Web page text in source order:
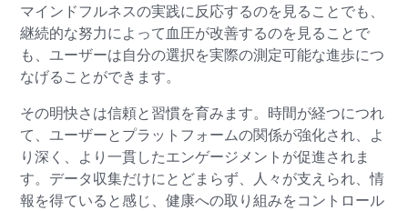
マインドフルネスの実践に反応するのを見ることでも、
継続的な努力によって血圧が改善するのを見ることで
も、ユーザーは自分の選択を実際の測定可能な進歩につ
なげることができます。
その明快さは信頼と習慣を育みます。時間が経つにつれ
て、ユーザーとプラットフォームの関係が強化され、よ
り深く、より一貫したエンゲージメントが促進されま
す。データ収集だけにとどまらず、人々が支えられ、情
報を得ていると感じ、健康への取り組みをコントロール